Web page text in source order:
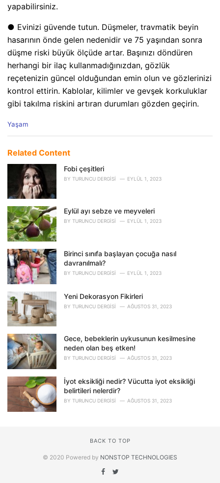
yapabilirsiniz.
● Evinizi güvende tutun. Düşmeler, travmatik beyin
hasarının önde gelen nedenidir ve 75 yaşından sonra
düşme riski büyük ölçüde artar. Başınızı döndüren
herhangi bir ilaç kullanmadığınızdan, gözlük
reçetenizin güncel olduğundan emin olun ve gözlerinizi
kontrol ettirin. Kablolar, kilimler ve gevşek korkuluklar
gibi takılma riskini artıran durumları gözden geçirin.
C
e
e
:
Yaşam
Related Content
Fobi çeşitleri
BY TURUNCU DERGISI EYLÜL 1, 2023
Eylül ayı sebze ve meyveleri
BY TURUNCU DERGISI EYLÜL 1, 2023
Birinci sınıfa başlayan çocuğa nasıl
davranılmalı?
BY TURUNCU DERGISI EYLÜL 1, 2023
Yeni Dekorasyon Fikirleri
BY TURUNCU DERGISI AĞUSTOS 31, 2023
Gece, bebeklerin uykusunun kesilmesine
neden olan beş etken!
BY TURUNCU DERGISI AĞUSTOS 31, 2023
İyot eksikliği nedir? Vücutta iyot eksikliği
belirtileri nelerdir?
BY TURUNCU DERGISI AĞUSTOS 31, 2023
BACK TO TOP
© 2020 Powered by NONSTOP TECHNOLOGIES